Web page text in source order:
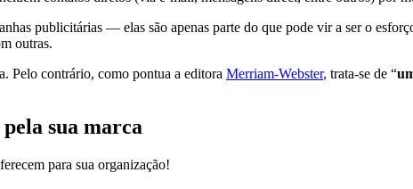
publicitárias — elas são apenas parte do que pode vir a ser o
outras.
Pelo contrário, como pontua a editora Merriam-Webster, trata-se de “
sua marca
para sua organização!